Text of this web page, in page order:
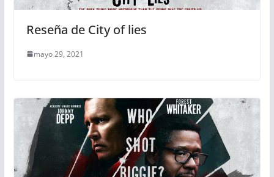
Reseña de City of lies
mayo 29, 2021